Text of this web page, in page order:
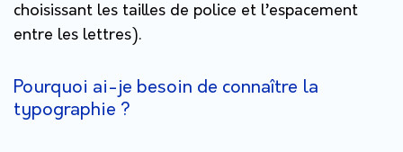
choisissant les tailles de police et l’espacement
entre les lettres).
Pourquoi ai-je besoin de connaître la
typographie ?